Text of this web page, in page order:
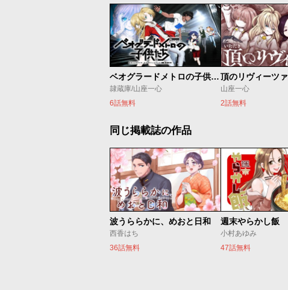
ベオグラードメトロの子供たち
隷蔵庫/山座一心
6話無料
頂のリヴィーツァ
山座一心
2話無料
同じ掲載誌の作品
波うららかに、めおと日和
西香はち
36話無料
週末やらかし飯
小村あゆみ
47話無料